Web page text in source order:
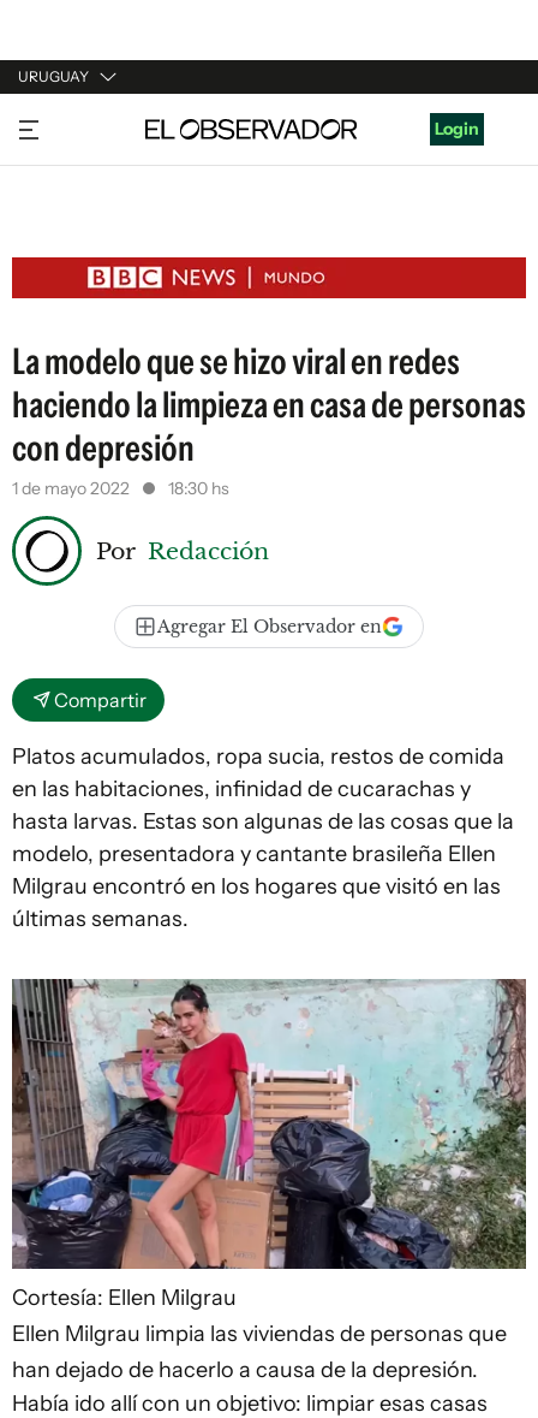
URUGUAY
URUGUAY
ARGENTINA
ESTADOS UNIDOS
Login
La modelo que se hizo viral en redes
haciendo la limpieza en casa de personas
con depresión
1 de mayo 2022 18:30 hs
Por Redacción
Agregar El Observador en
Compartir
Platos acumulados, ropa sucia, restos de comida
en las habitaciones, infinidad de cucarachas y
hasta larvas. Estas son algunas de las cosas que la
modelo, presentadora y cantante brasileña Ellen
Milgrau encontró en los hogares que visitó en las
últimas semanas.
Cortesía: Ellen Milgrau
Ellen Milgrau limpia las viviendas de personas que
han dejado de hacerlo a causa de la depresión.
Había ido allí con un objetivo: limpiar esas casas